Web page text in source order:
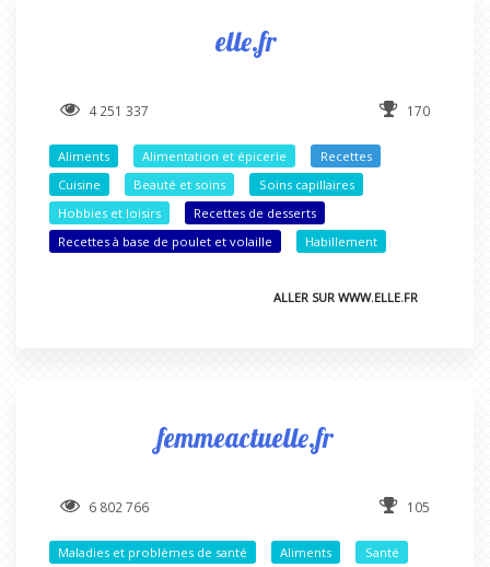
elle.fr
4 251 337 170
Aliments Alimentation et épicerie
Recettes
Cuisine
Beauté et soins
Soins capillaires
Hobbies et loisirs
Recettes de desserts
Recettes à base de poulet et volaille
Habillement
ALLER SUR WWW.ELLE.FR
femmeactuelle.fr
6 802 766 105
Maladies et problèmes de santé Aliments
Santé